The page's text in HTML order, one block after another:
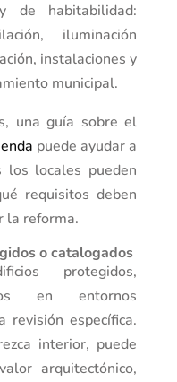
de habitabilidad:
iluminación
instalaciones y
municipal.
una guía sobre el
puede ayudar a
locales pueden
requisitos deben
la reforma.
o catalogados
protegidos,
en entornos
revisión específica.
interior, puede
arquitectónico,